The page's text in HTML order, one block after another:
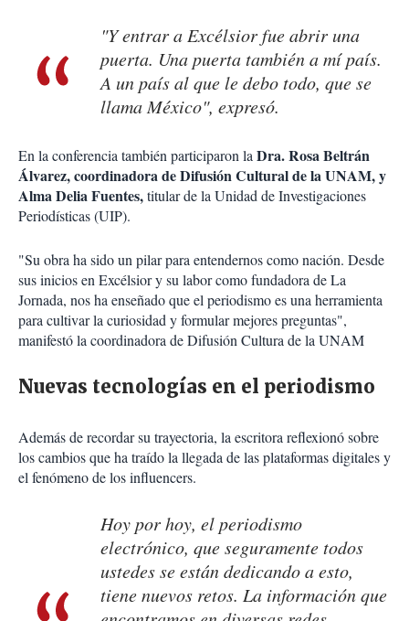
"Y entrar a Excélsior fue abrir una
puerta. Una puerta también a mí país.
A un país al que le debo todo, que se
llama México", expresó.
En la conferencia también participaron laDra. Rosa Beltrán
Álvarez, coordinadora de Difusión Cultural de la UNAM, y
Alma Delia Fuentes,titular de la Unidad de Investigaciones
Periodísticas (UIP).
"Su obra ha sido un pilar para entendernos como nación. Desde
sus inicios en Excélsior y su labor como fundadora de La
Jornada, nos ha enseñado que el periodismo es una herramienta
para cultivar la curiosidad y formular mejores preguntas",
manifestó la coordinadora de Difusión Cultura de la UNAM
Nuevas tecnologías en el periodismo
Además de recordar su trayectoria, la escritora reflexionó sobre
los cambios que ha traído la llegada de las plataformas digitales y
el fenómeno de los influencers.
Hoy por hoy, el periodismo
electrónico, que seguramente todos
ustedes se están dedicando a esto,
tiene nuevos retos. La información que